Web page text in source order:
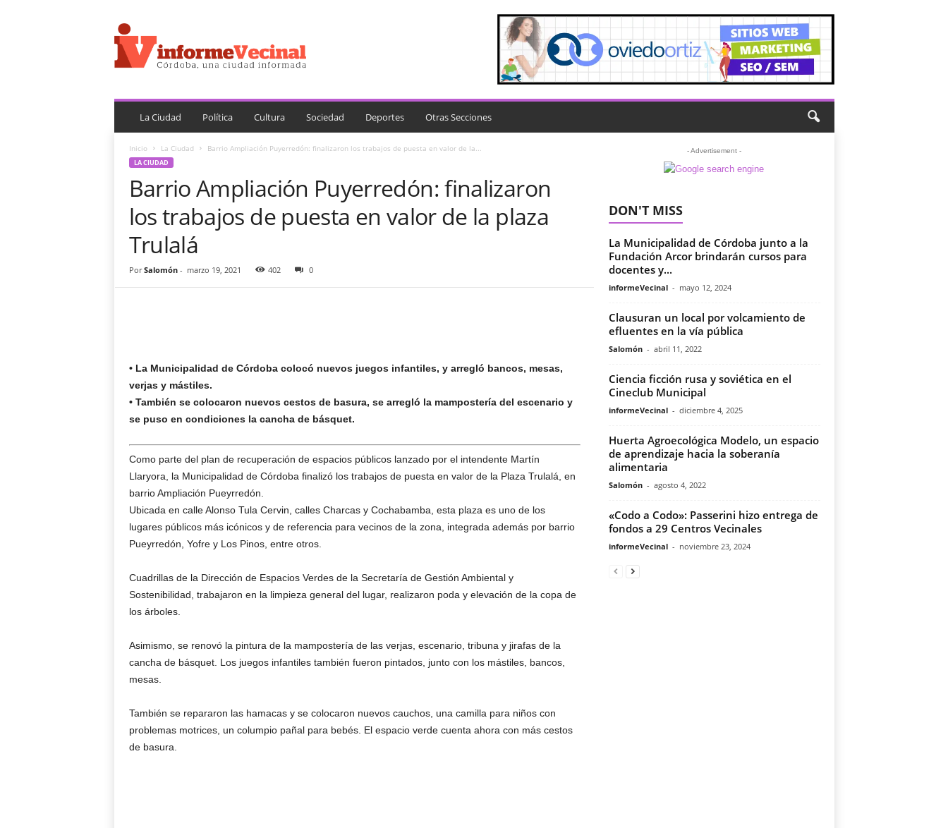
n
f
o
e
e
La Ciudad Política Cultura Sociedad Deportes Otras Secciones
Inicio La Ciudad Barrio Ampliación Puyerredón: finalizaron los trabajos de puesta en valor de la...
LA CIUDAD
Barrio Ampliación Puyerredón: finalizaron
los trabajos de puesta en valor de la plaza
Trulalá
Por Salomón- marzo 19, 2021 402 0
• La Municipalidad de Córdoba colocó nuevos juegos infantiles, y arregló bancos, mesas,
verjas y mástiles.
• También se colocaron nuevos cestos de basura, se arregló la mampostería del escenario y
se puso en condiciones la cancha de básquet.
Como parte del plan de recuperación de espacios públicos lanzado por el intendente Martín
Llaryora, la Municipalidad de Córdoba finalizó los trabajos de puesta en valor de la Plaza Trulalá, en
barrio Ampliación Pueyrredón.
Ubicada en calle Alonso Tula Cervin, calles Charcas y Cochabamba, esta plaza es uno de los
lugares públicos más icónicos y de referencia para vecinos de la zona, integrada además por barrio
Pueyrredón, Yofre y Los Pinos, entre otros.
Cuadrillas de la Dirección de Espacios Verdes de la Secretaría de Gestión Ambiental y
Sostenibilidad, trabajaron en la limpieza general del lugar, realizaron poda y elevación de la copa de
los árboles.
Asimismo, se renovó la pintura de la mampostería de las verjas, escenario, tribuna y jirafas de la
cancha de básquet. Los juegos infantiles también fueron pintados, junto con los mástiles, bancos,
mesas.
También se repararon las hamacas y se colocaron nuevos cauchos, una camilla para niños con
problemas motrices, un columpio pañal para bebés. El espacio verde cuenta ahora con más cestos
de basura.
- Advertisement -
DON'T MISS
La Municipalidad de Córdoba junto a la
Fundación Arcor brindarán cursos para
docentes y...
informeVecinal - mayo 12, 2024
Clausuran un local por volcamiento de
efluentes en la vía pública
Salomón - abril 11, 2022
Ciencia ficción rusa y soviética en el
Cineclub Municipal
informeVecinal - diciembre 4, 2025
Huerta Agroecológica Modelo, un espacio
de aprendizaje hacia la soberanía
alimentaria
Salomón - agosto 4, 2022
«Codo a Codo»: Passerini hizo entrega de
fondos a 29 Centros Vecinales
informeVecinal - noviembre 23, 2024